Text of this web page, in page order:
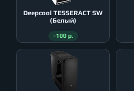
Deepcool TESSERACT SW
(Белый)
-100 р.